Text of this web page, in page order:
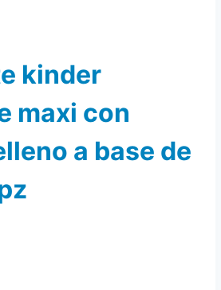
kinder
maxi con
a base de